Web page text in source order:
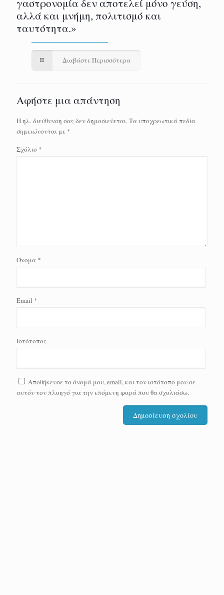
γαστρονομία δεν αποτελεί μόνο γεύση,
αλλά και μνήμη, πολιτισμό και
ταυτότητα.»
Διαβάστε Περισσότερα
Αφήστε μια απάντηση
Η ηλ. διεύθυνση σας δεν δημοσιεύεται.Τα υποχρεωτικά πεδία
σημειώνονται με *
Σχόλιο *
Όνομα *
Email *
Ιστότοπος
Αποθήκευσε το όνομά μου, email, και τον ιστότοπο μου σε
αυτόν τον πλοηγό για την επόμενη φορά που θα σχολιάσω.